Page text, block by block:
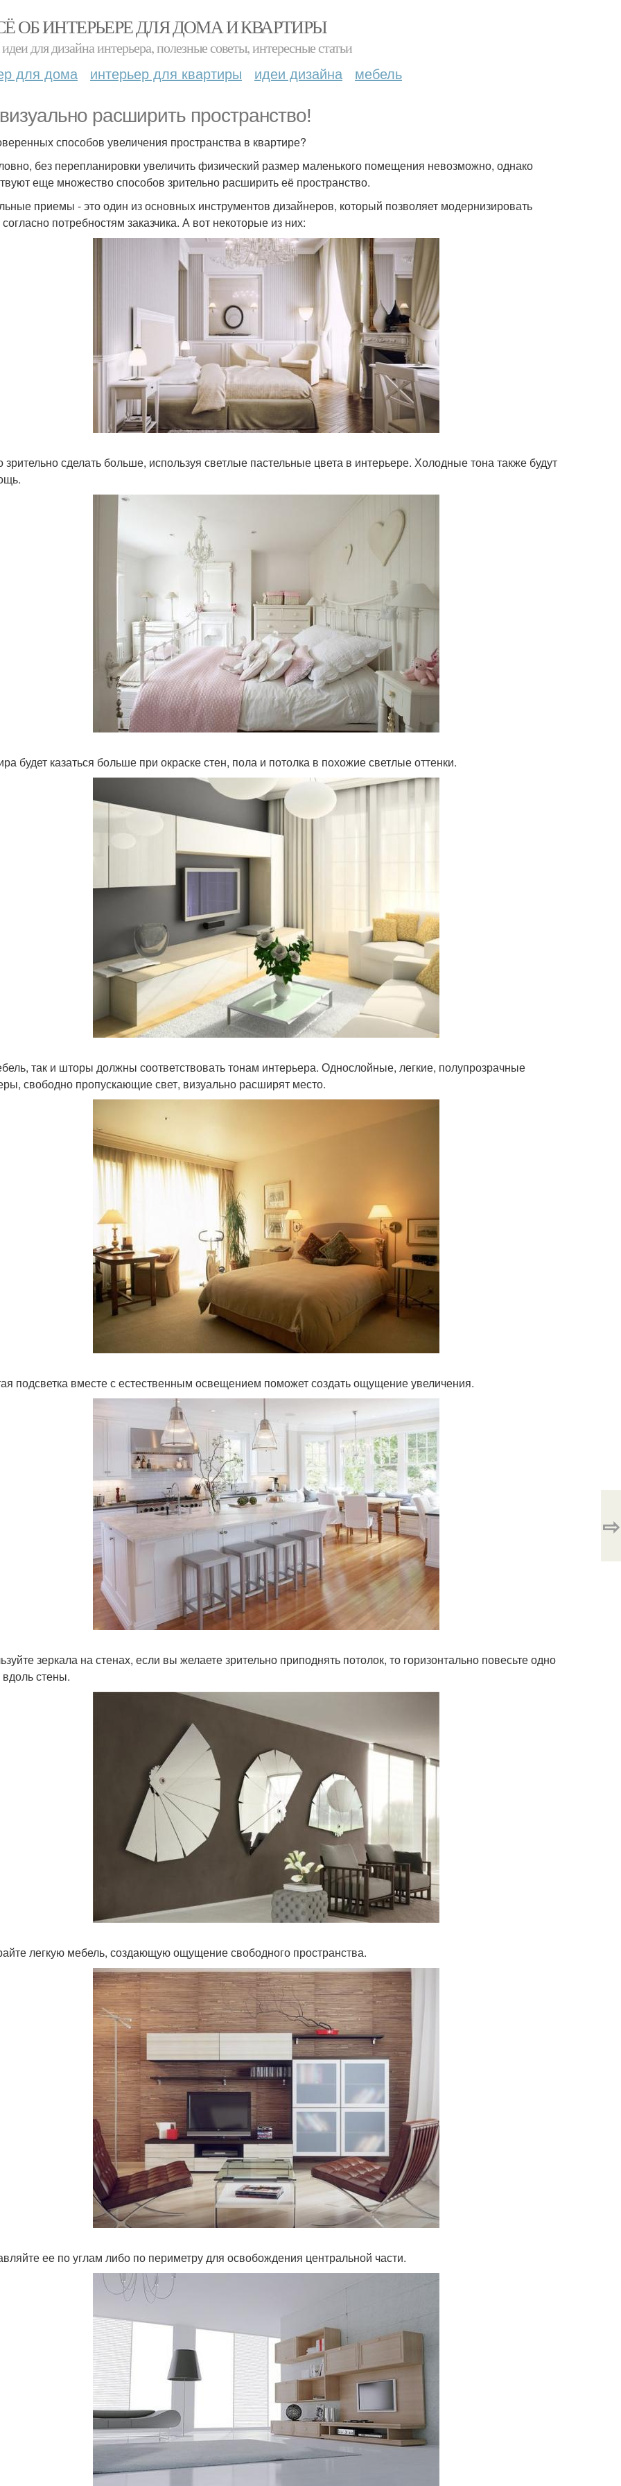
ОБ ИНТЕРЬЕРЕ ДЛЯ ДОМА И КВАРТИРЫ
для дизайна интерьера, полезные советы, интересные статьи
для дома интерьер для квартиры идеи дизайна мебель
расширить пространство!
способов увеличения пространства в квартире?
без перепланировки увеличить физический размер маленького помещения невозможно, однако
еще множество способов зрительно расширить её пространство.
приемы - это один из основных инструментов дизайнеров, который позволяет модернизировать
потребностям заказчика. А вот некоторые из них:
сделать больше, используя светлые пастельные цвета в интерьере. Холодные тона также будут
будет казаться больше при окраске стен, пола и потолка в похожие светлые оттенки.
так и шторы должны соответствовать тонам интерьера. Однослойные, легкие, полупрозрачные
свободно пропускающие свет, визуально расширят место.
подсветка вместе с естественным освещением поможет создать ощущение увеличения.
зеркала на стенах, если вы желаете зрительно приподнять потолок, то горизонтально повесьте одно
вдоль стены.
легкую мебель, создающую ощущение свободного пространства.
ее по углам либо по периметру для освобождения центральной части.
⇨